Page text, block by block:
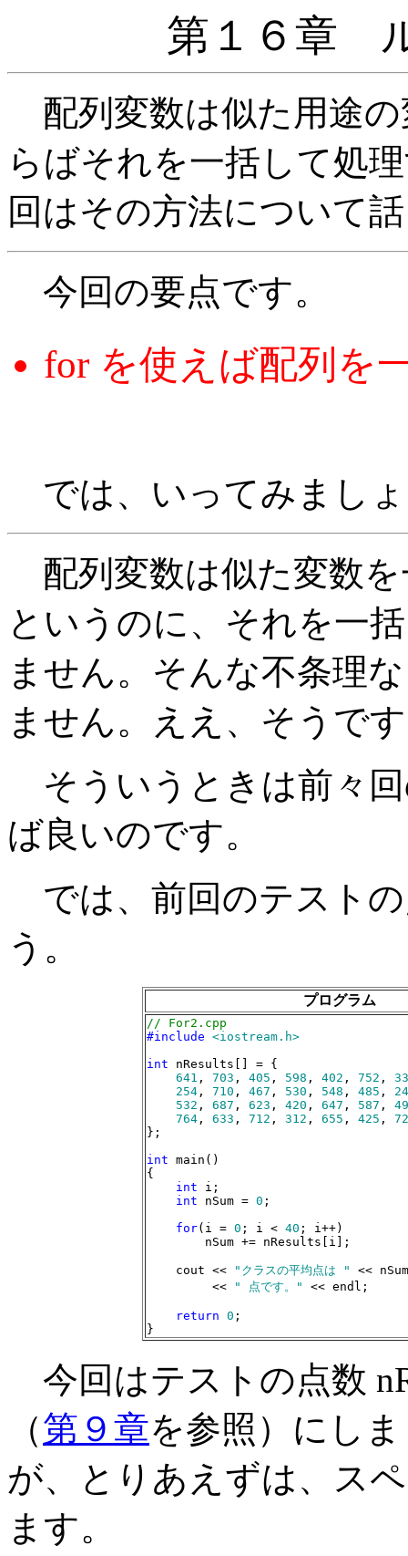
第１６章
配列変数は似た用途
らばそれを一括して処
回はその方法について
今回の要点です。
for を使えば配列を
では、いってみまし
配列変数は似た変数
というのに、それを一
ません。そんな不条理
ません。ええ、そうで
そういうときは前々
ば良いのです。
では、前回のテスト
う。
プログラム
// For2.cpp
#include <iostream.h>
int nResults[] = {
641 , 703 , 405 , 598 , 402 , 752 ,
254 , 710 , 467 , 530 , 548 , 485 ,
532 , 687 , 623 , 420 , 647 , 587 ,
764 , 633 , 712 , 312 , 655 , 425 ,
};
int main()
{
int i;
int nSum = 0 ;
for(i = 0 ; i < 40 ; i++)
        nSum += nResults[i];
    cout <<
"クラスの平均点は "
<<
         <<
" 点です。" << endl;
return 0 ;
}
今回はテストの点数
（第９章を参照）にし
が、とりあえずは、ス
ます。